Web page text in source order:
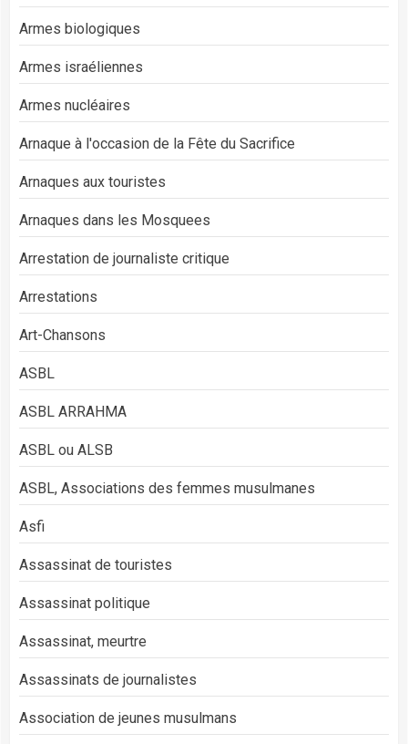
Armes biologiques
Armes israéliennes
Armes nucléaires
Arnaque à l'occasion de la Fête du Sacrifice
Arnaques aux touristes
Arnaques dans les Mosquees
Arrestation de journaliste critique
Arrestations
Art-Chansons
ASBL
ASBL ARRAHMA
ASBL ou ALSB
ASBL, Associations des femmes musulmanes
Asfi
Assassinat de touristes
Assassinat politique
Assassinat, meurtre
Assassinats de journalistes
Association de jeunes musulmans